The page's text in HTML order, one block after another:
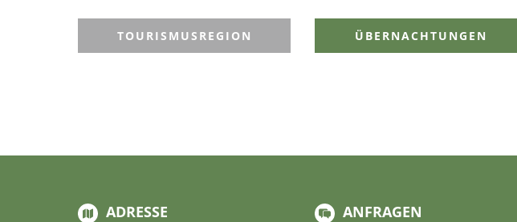
TOURISMUSREGION ÜBERNACHTUNGEN
ADRESSE ANFRAGEN